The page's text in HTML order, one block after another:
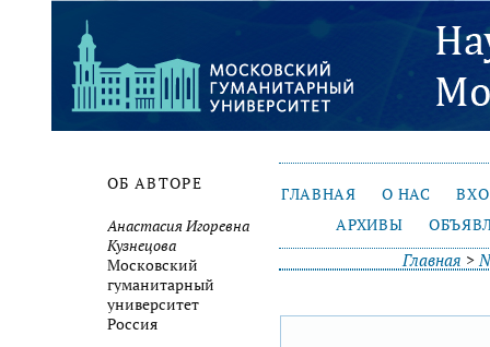
ОБ АВТОРЕ
Анастасия Игоревна
Кузнецова
Московский
гуманитарный
университет
Россия
ГЛАВНАЯ О НАС
АРХИВЫ
Главная >